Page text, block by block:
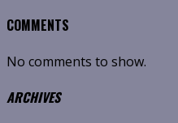
COMMENTS
No comments to show.
ARCHIVES